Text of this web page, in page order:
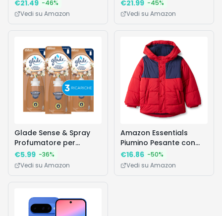
Scopa E 3 Pezzi Ricambi
Per Catturare E
Polvere, Sporco E Peli Di
Una Scopa Tradizionale
€21.49 -46%
Vedi su Amazon
Intrappola Polvere e
Punti più Difficili della
Casa, Maxi Formato
€21.99 -45%
Vedi su Amazon
Glade Sense & Spray
Profumatore per
Ambienti con Oli
Essenziali e Sensore di
Gelsomino e Sandalo di
€5.99 -36%
Vedi su Amazon
Amazon Essentials
Piumino Pesante con
Cappuccio Bambini e
Ragazzi, Blu Marino
€16.86 -50%
Vedi su Amazon